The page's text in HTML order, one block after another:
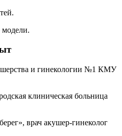
модели.
и гинекологии №1 КМУ
клиническая больница
врач акушер-гинеколог